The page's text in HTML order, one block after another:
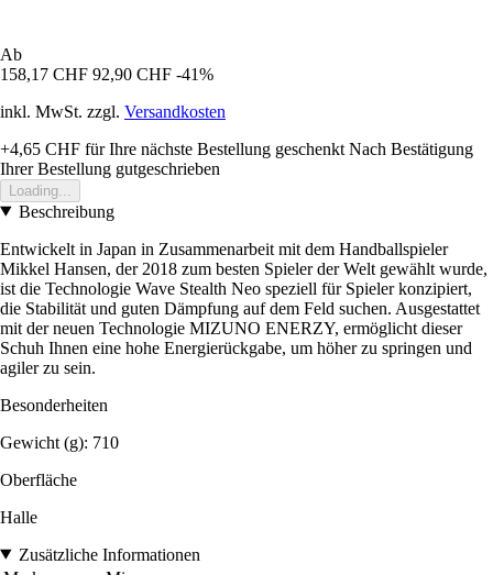
Ab
158,17 CHF 92,90 CHF -41%
inkl. MwSt. zzgl. Versandkosten
+4,65 CHF für Ihre nächste Bestellung geschenkt Nach Bestätigung
Ihrer Bestellung gutgeschrieben
Loading...
Beschreibung
Entwickelt in Japan in Zusammenarbeit mit dem Handballspieler
Mikkel Hansen, der 2018 zum besten Spieler der Welt gewählt wurde,
ist die Technologie Wave Stealth Neo speziell für Spieler konzipiert,
die Stabilität und guten Dämpfung auf dem Feld suchen. Ausgestattet
mit der neuen Technologie MIZUNO ENERZY, ermöglicht dieser
Schuh Ihnen eine hohe Energierückgabe, um höher zu springen und
agiler zu sein.
Besonderheiten
Gewicht (g): 710
Oberfläche
Halle
Zusätzliche Informationen